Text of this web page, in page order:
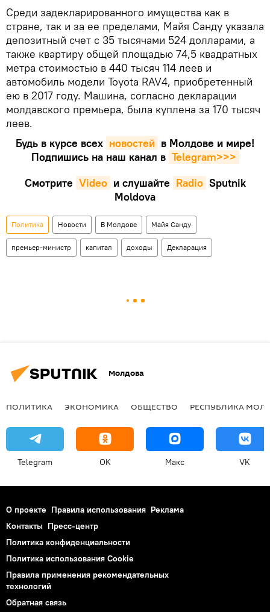
Среди задекларированного имущества как в
стране, так и за ее пределами, Майя Санду указала
депозитный счет с 35 тысячами 524 долларами, а
также квартиру общей площадью 74,5 квадратных
метра стоимостью в 440 тысяч 114 леев и
автомобиль модели Toyota RAV4, приобретенный
ею в 2017 году. Машина, согласно декларации
молдавского премьера, была куплена за 170 тысяч
леев.
Будь в курсе всех новостей в Молдове и мире!
Подпишись на наш канал в Telegram>>>
Смотрите Video и слушайте Radio Sputnik
Moldova
Политика Новости В Молдове Майя Санду
премьер-министр капитал доходы Декларация
Молдова
ПОЛИТИКА ЭКОНОМИКА ОБЩЕСТВО РЕСПУБЛИКА
Telegram OK Макс VK
О проекте Правила использования Реклама
Контакты Пресс-центр
Политика конфиденциальности
Политика использования Cookie
Правила применения рекомендательных
технологий
Обратная связь